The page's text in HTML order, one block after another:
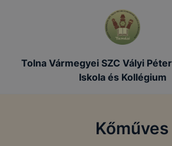
Tolna Vármegyei SZC Vályi
Iskola és Kollégium
Kőműves